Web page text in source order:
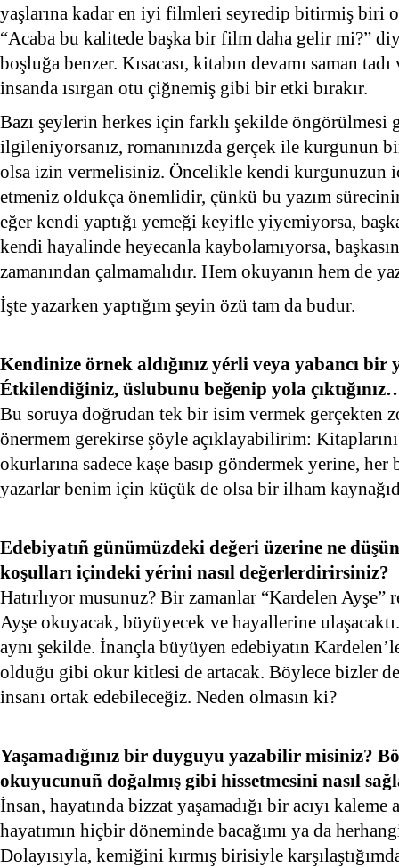
yaşlarına kadar en iyi filmleri seyredip bitirmiş biri
“Acaba bu kalitede başka bir film daha gelir mi?”
boşluğa benzer. Kısacası, kitabın devamı saman
insanda ısırgan otu çiğnemiş gibi bir etki bırakır.
Bazı şeylerin herkes için farklı şekilde
ilgileniyorsanız, romanınızda gerçek ile kurgunun
olsa izin vermelisiniz. Öncelikle kendi kurgunuzun
etmeniz oldukça önemlidir, çünkü bu yazım
eğer kendi yaptığı yemeği keyifle yiyemiyorsa,
kendi hayalinde heyecanla kaybolamıyorsa,
zamanından çalmamalıdır. Hem okuyanın hem de
İşte yazarken yaptığım şeyin özü tam da budur.
Kendinize örnek aldığınız yérli veya yabancı bir
Étkilendiğiniz, üslubunu beğenip yola
Bu soruya doğrudan tek bir isim vermek gerçekten
önermem gerekirse şöyle açıklayabilirim:
okurlarına sadece kaşe basıp göndermek yerine,
yazarlar benim için küçük de olsa bir ilham
Edebiyatıñ günümüzdeki değeri üzerine ne
koşulları içindeki yérini nasıl değerlerdirirsiniz?
Hatırlıyor musunuz? Bir zamanlar “Kardelen Ayşe”
Ayşe okuyacak, büyüyecek ve hayallerine
aynı şekilde. İnançla büyüyen edebiyatın
olduğu gibi okur kitlesi de artacak. Böylece bizler
insanı ortak edebileceğiz. Neden olmasın ki?
Yaşamadığınız bir duyguyu yazabilir misiniz?
okuyucunuñ doğalmış gibi hissetmesini nasıl
İnsan, hayatında bizzat yaşamadığı bir acıyı
hayatımın hiçbir döneminde bacağımı ya da
Dolayısıyla, kemiğini kırmış birisiyle